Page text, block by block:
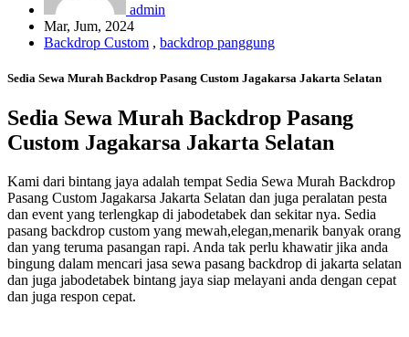
admin
Mar, Jum, 2024
Backdrop Custom , backdrop panggung
Sedia Sewa Murah Backdrop Pasang Custom Jagakarsa Jakarta Selatan
Sedia Sewa Murah Backdrop Pasang
Custom Jagakarsa Jakarta Selatan
Kami dari bintang jaya adalah tempat Sedia Sewa Murah Backdrop
Pasang Custom Jagakarsa Jakarta Selatan dan juga peralatan pesta
dan event yang terlengkap di jabodetabek dan sekitar nya. Sedia
pasang backdrop custom yang mewah,elegan,menarik banyak orang
dan yang teruma pasangan rapi. Anda tak perlu khawatir jika anda
bingung dalam mencari jasa sewa pasang backdrop di jakarta selatan
dan juga jabodetabek bintang jaya siap melayani anda dengan cepat
dan juga respon cepat.